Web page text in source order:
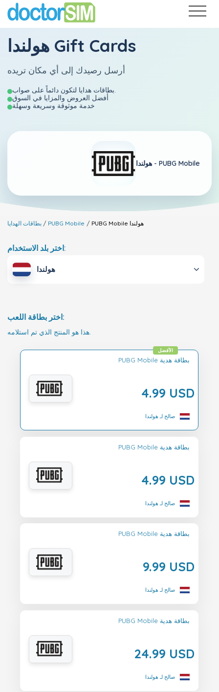
هولندا Gift Cards
أرسل رصيدك إلى أي مكان تريده
أفضل العروض والمزايا في السوق
خدمة موثوقة وسريعة وسهلة
هولندا - PUBG Mobile
بطاقات الهدايا PUBG Mobile PUBG Mobile هولندا
اختر بلد الاستخدام:
هولندا
اختر بطاقة اللعب:
هذا هو المنتج الذي تم استلامه.
PUBG Mobile بطاقة هدية
4.99 USD
الأفضل
صالح لـ هولندا
PUBG Mobile بطاقة هدية
4.99 USD
صالح لـ هولندا
PUBG Mobile بطاقة هدية
9.99 USD
صالح لـ هولندا
PUBG Mobile بطاقة هدية
24.99 USD
صالح لـ هولندا